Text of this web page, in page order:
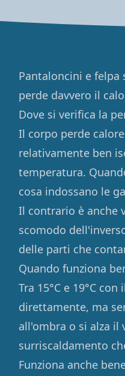
Pantaloncini e
perde davvero il
Dove si verifica la
Il corpo perde
relativamente ben
temperatura.
cosa indossano le
Il contrario è anche
scomodo
delle parti che
Quando funziona
Tra 15°C e 19°C
direttamente, ma
all'ombra o si alza il
surriscaldamento
Funziona anche